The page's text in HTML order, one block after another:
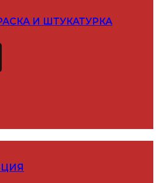
И ШТУКАТУРКА